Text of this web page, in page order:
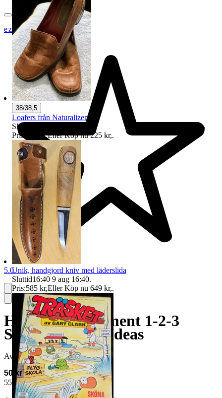
ezzz_ezzz
5.0
Home Improvement 1-2-3
Simple Project Ideas
Avslutad 27 jul 07:56
50 kr
55 kr med köparskydd. Läs mer
38/38,5
Loafers från Naturalizer
Sluttid
Pris:
199 kr,Eller Köp nu 225 kr,.
Unik, handgjord kniv med läderslida
Sluttid16:40 9 aug 16:40.
Pris:585 kr,Eller Köp nu 649 kr,.